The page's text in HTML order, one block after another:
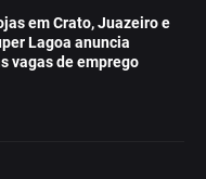
em Crato, Juazeiro e
Lagoa anuncia
vagas de emprego